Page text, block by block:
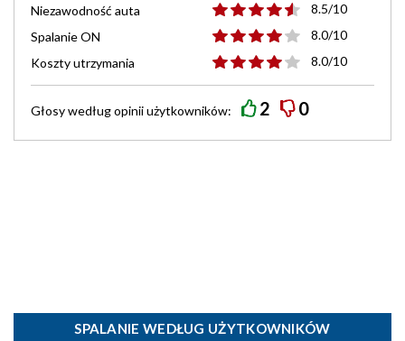
Niezawodność auta
8.5/10
Spalanie ON
8.0/10
Koszty utrzymania
8.0/10
Głosy wedługopiniiużytkowników: 2 0
SPALANIE WEDŁUG UŻYTKOWNIKÓW